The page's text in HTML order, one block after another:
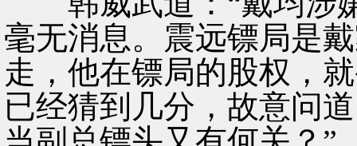
毫无消息。震远镖局是
走，他在镖局的股权，
已经猜到几分，故意问